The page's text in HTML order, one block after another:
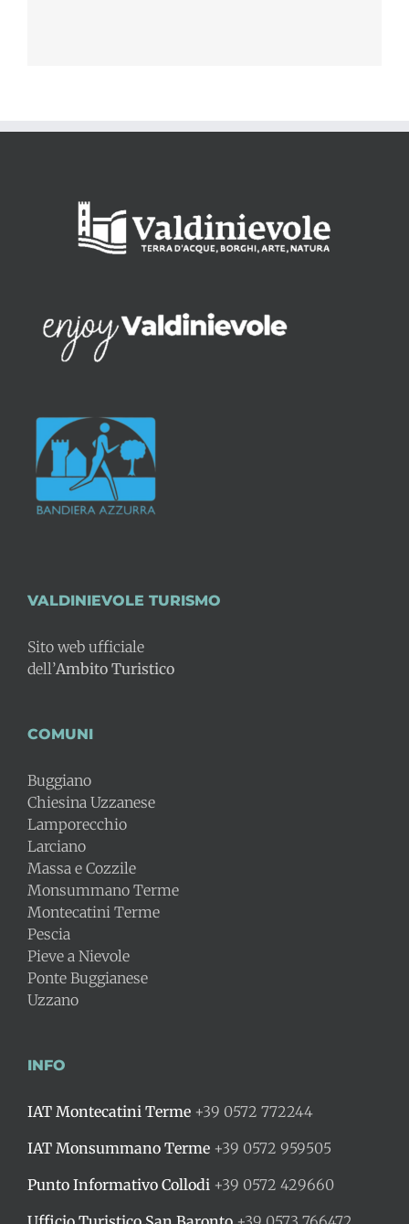
VALDINIEVOLE TURISMO
Sito web ufficiale
dell’Ambito Turistico
COMUNI
Buggiano
Chiesina Uzzanese
Lamporecchio
Larciano
Massa e Cozzile
Monsummano Terme
Montecatini Terme
Pescia
Pieve a Nievole
Ponte Buggianese
Uzzano
INFO
IAT Montecatini Terme +39 0572 772244
IAT Monsummano Terme +39 0572 959505
Punto Informativo Collodi +39 0572 429660